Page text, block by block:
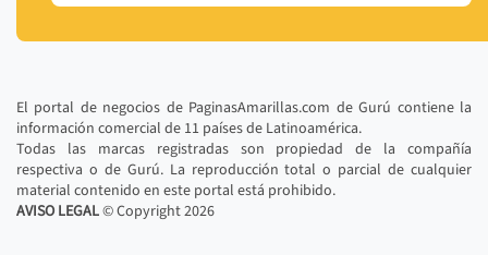
El portal de negocios de PaginasAmarillas.com de Gurú contiene la
información comercial de 11 países de Latinoamérica.
Todas las marcas registradas son propiedad de la compañía
respectiva o de Gurú. La reproducción total o parcial de cualquier
material contenido en este portal está prohibido.
AVISO LEGAL© Copyright2026